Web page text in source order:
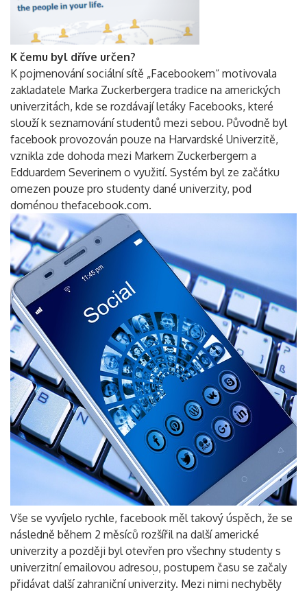
Vyhledávání
K čemu byl dříve určen?
K pojmenování sociální sítě „Facebookem“ motivovala
zakladatele Marka Zuckerbergera tradice na amerických
univerzitách, kde se rozdávají letáky Facebooks, které
slouží k seznamování studentů mezi sebou. Původně byl
facebook provozován pouze na Harvardské Univerzitě,
vznikla zde dohoda mezi Markem Zuckerbergem a
Edduardem Severinem o využití. Systém byl ze začátku
omezen pouze pro studenty dané univerzity, pod
doménou thefacebook.com.
Vše se vyvíjelo rychle, facebook měl takový úspěch, že se
následně během 2 měsíců rozšířil na další americké
univerzity a později byl otevřen pro všechny studenty s
univerzitní emailovou adresou, postupem času se začaly
přidávat další zahraniční univerzity. Mezi nimi nechyběly